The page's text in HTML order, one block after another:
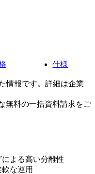
仕様
情報です。詳細は企業
無料の一括資料請求をご
よる高い分離性
な運用